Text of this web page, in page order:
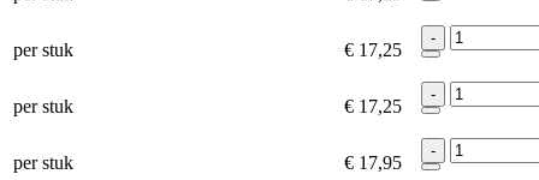
per stuk € 17,25
-
per stuk € 17,25
-
per stuk € 17,95
-